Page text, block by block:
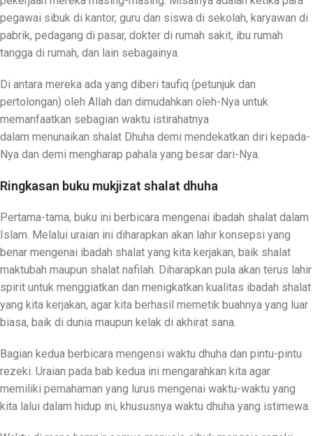
pegawai sibuk di kantor, guru dan siswa di sekolah, karyawan di
pabrik, pedagang di pasar, dokter di rumah sakit, ibu rumah
tangga di rumah, dan lain sebagainya.
Di antara mereka ada yang diberi taufiq (petunjuk dan
pertolongan) oleh Allah dan dimudahkan oleh-Nya untuk
memanfaatkan sebagian waktu istirahatnya
dalam menunaikan shalat Dhuha demi mendekatkan diri kepada-
Nya dan demi mengharap pahala yang besar dari-Nya.
Ringkasan buku mukjizat shalat dhuha
Pertama-tama, buku ini berbicara mengenai ibadah shalat dalam
Islam. Melalui uraian ini diharapkan akan lahir konsepsi yang
benar mengenai ibadah shalat yang kita kerjakan, baik shalat
maktubah maupun shalat nafilah. Diharapkan pula akan terus lahir
spirit untuk menggiatkan dan menigkatkan kualitas ibadah shalat
yang kita kerjakan, agar kita berhasil memetik buahnya yang luar
biasa, baik di dunia maupun kelak di akhirat sana.
Bagian kedua berbicara mengensi waktu dhuha dan pintu-pintu
rezeki. Uraian pada bab kedua ini mengarahkan kita agar
memiliki pemahaman yang lurus mengenai waktu-waktu yang
kita lalui dalam hidup ini, khususnya waktu dhuha yang istimewa.